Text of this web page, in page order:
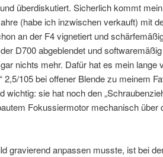
überdiskutiert. Sicherlich kommt
(habe ich inzwischen verkauft) mit
an der F4 vignetiert und
D700 abgeblendet und
nichts mehr. Dafür hat es mein lange
2,5/105 bei offener Blende zu meinem
wichtig: sie hat noch den
Fokussiermotor mechanisch über
gravierend anpassen musste, ist bei